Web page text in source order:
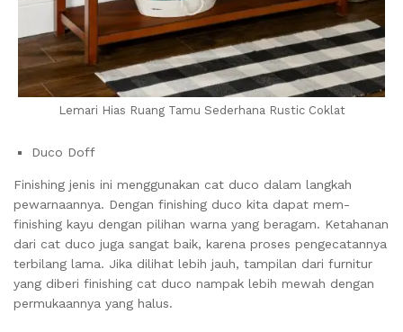
Lemari Hias Ruang Tamu Sederhana Rustic Coklat
Duco Doff
Finishing jenis ini menggunakan cat duco dalam langkah
pewarnaannya. Dengan finishing duco kita dapat mem-
finishing kayu dengan pilihan warna yang beragam. Ketahanan
dari cat duco juga sangat baik, karena proses pengecatannya
terbilang lama. Jika dilihat lebih jauh, tampilan dari furnitur
yang diberi finishing cat duco nampak lebih mewah dengan
permukaannya yang halus.